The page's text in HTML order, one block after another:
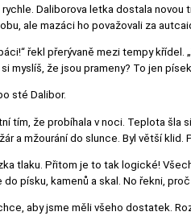
Daliborova letka dostala novou
ale mazáci ho považovali za
řekl přerývaně mezi tempy
myslíš, že jsou prameny? To jen
sté Dalibor.
tím, že probíhala v noci. Teplota
a mžourání do slunce. Byl větší
tlaku. Přitom je to tak logické!
do písku, kamenů a skal. No řekni,
aby jsme měli všeho dostatek.